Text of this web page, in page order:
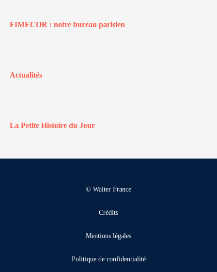
FIMECOR : notre bureau parisien
Actualités
La Petite Histoire du Jour
© Walter France
Crédits
Mentions légales
Politique de confidentialité